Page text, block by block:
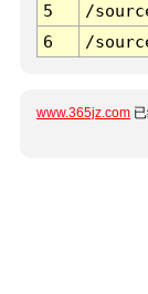
5
/
6
/
www.365jz.com